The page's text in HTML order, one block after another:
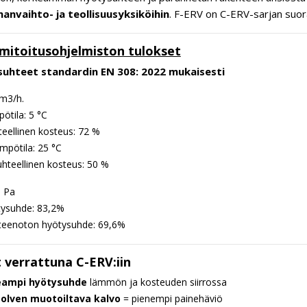
ja teollisuusyksiköihin. F-ERV on C-ERV-sarjan
tulokset
standardin EN 308: 2022 mukaisesti
h.
5 °C
kosteus: 72 %
25 °C
kosteus: 50 %
Pa
83,2%
hyötysuhde: 69,6%
verrattuna C-ERV:iin
hyötysuhde lämmön ja kosteuden siirrossa
muotoiltava kalvo = pienempi painehäviö